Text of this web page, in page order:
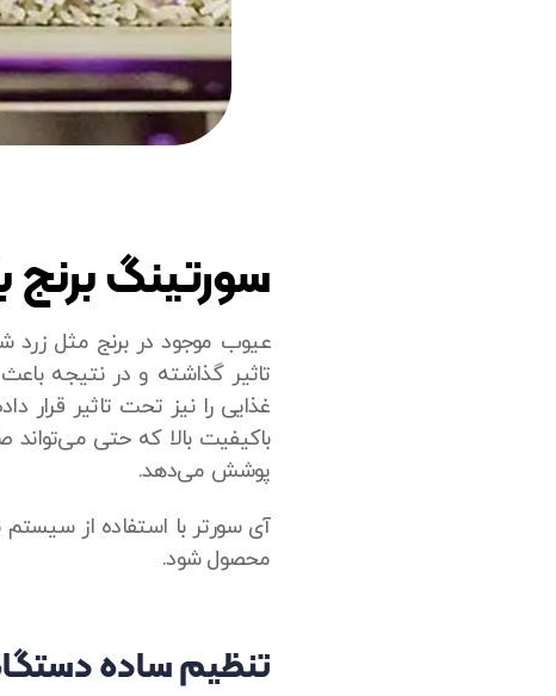
سورتینگ برنج
عیوب موجود در برنج مثل
تاثیر گذاشته و در نتیجه
غذایی را نیز تحت تاثیر قرار
باکیفیت بالا که حتی می‌تواند
پوشش می‌دهد.
آی سورتر با استفاده از
محصول شود.
تنظیم ساده